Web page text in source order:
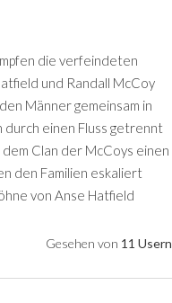
die verfeindeten
und Randall McCoy
Männer gemeinsam in
durch einen Fluss getrennt
Clan der McCoys einen
den Familien eskaliert
von Anse Hatfield
Gesehen von 11 Usern